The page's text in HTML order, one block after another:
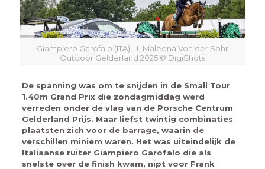
Giampiero Garofalo (ITA) - L Maleena Von der Sohr
Outdoor Gelderland 2025 © DigiShots
De spanning was om te snijden in de Small Tour
1.40m Grand Prix die zondagmiddag werd
verreden onder de vlag van de Porsche Centrum
Gelderland Prijs. Maar liefst twintig combinaties
plaatsten zich voor de barrage, waarin de
verschillen miniem waren. Het was uiteindelijk de
Italiaanse ruiter Giampiero Garofalo die als
snelste over de finish kwam, nipt voor Frank